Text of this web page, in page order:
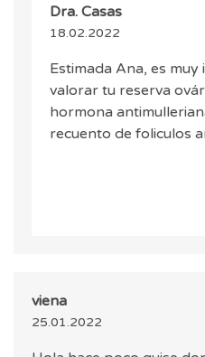
Dra. Casas
18.02.2022
Estimada Ana, es
valorar tu reserva
hormona
recuento de foliculos
viena
25.01.2022